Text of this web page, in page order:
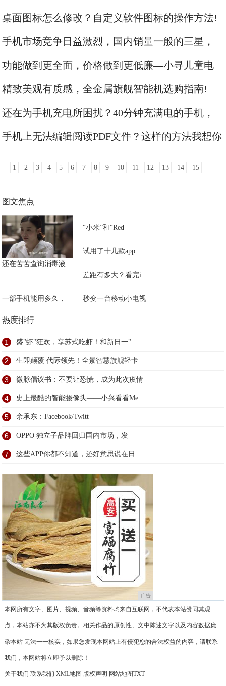
桌面图标怎么修改？自定义软件图标的操作方法!
手机市场竞争日益激烈，国内销量一般的三星，
为何依旧有人坚持用!
功能做到更全面，价格做到更低廉—小寻儿童电
话手表T2体验评测!
精致美观有质感，全金属旗舰智能机选购指南!
还在为手机充电所困扰？40分钟充满电的手机，
了解一下!
手机上无法编辑阅读PDF文件？这样的方法我想你
1 2 3 4 5 6 7 8 9 10 11 12 13 14 15
图文焦点
还在苦苦查询消毒液
“小米”和“Red
试用了十几款app
差距有多大？看完i
一部手机能用多久， 秒变一台移动小电视
热度排行
1 盛"虾"狂欢，享苏式吃虾！和新日一"
2 生即颠覆 代际领先！全景智慧旗舰轻卡
3 微脉倡议书：不要让恐慌，成为此次疫情
4 史上最酷的智能摄像头——小兴看看Me
5 余承东：Facebook/Twitt
6 OPPO 独立子品牌回归国内市场，发
7 这些APP你都不知道，还好意思说在日
广告
本网所有文字、图片、视频、音频等资料均来自互联网，不代表本站赞同其观
点，本站亦不为其版权负责。相关作品的原创性、文中陈述文字以及内容数据庞
杂本站 无法一一核实，如果您发现本网站上有侵犯您的合法权益的内容，请联系
我们，本网站将立即予以删除！
关于我们 联系我们 XML地图 版权声明 网站地图TXT